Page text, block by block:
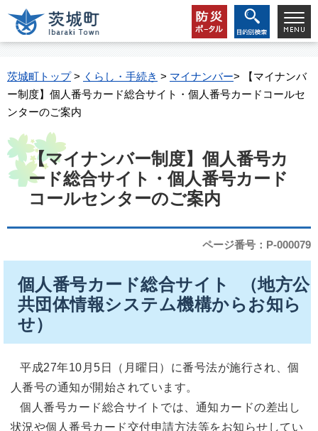
茨城町トップ> くらし・手続き > マイナンバー> 【マイナンバ
ー制度】個人番号カード総合サイト・個人番号カードコールセ
ンターのご案内
【マイナンバー制度】個人番号カ
ード総合サイト・個人番号カード
コールセンターのご案内
ページ番号：P-000079
個人番号カード総合サイト （地方公
共団体情報システム機構からお知ら
せ）
平成27年10月5日（月曜日）に番号法が施行され、個
人番号の通知が開始されています。
個人番号カード総合サイトでは、通知カードの差出し
状況や個人番号カード交付申請方法等をお知らせしてい